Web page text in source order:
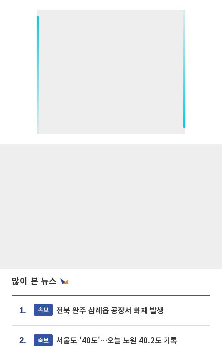
많이 본 뉴스
1. 속보 전북 완주 삼례읍 공장서 화재 발생
2. 속보 서울도 '40도'…오늘 노원 40.2도 기록